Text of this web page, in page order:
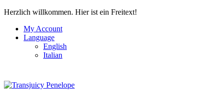
Herzlich willkommen. Hier ist ein Freitext!
My Account
Language
English
Italian